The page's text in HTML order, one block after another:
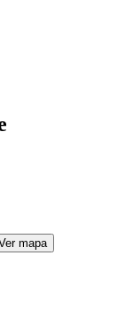
a su página
mapa